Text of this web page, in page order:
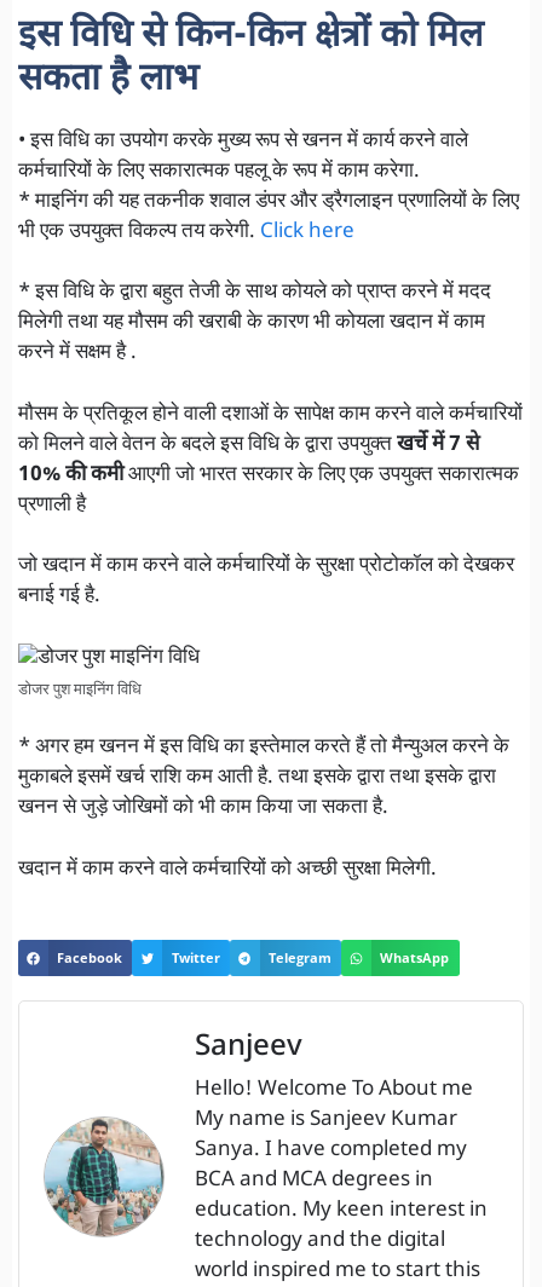
इस विधि से किन-किन क्षेत्रों को मिल
सकता है लाभ
• इस विधि का उपयोग करके मुख्य रूप से खनन में कार्य करने वाले
कर्मचारियों के लिए सकारात्मक पहलू के रूप में काम करेगा.
* माइनिंग की यह तकनीक शवाल डंपर और ड्रैगलाइन प्रणालियों के लिए
भी एक उपयुक्त विकल्प तय करेगी. Click here
* इस विधि के द्वारा बहुत तेजी के साथ कोयले को प्राप्त करने में मदद
मिलेगी तथा यह मौसम की खराबी के कारण भी कोयला खदान में काम
करने में सक्षम है .
मौसम के प्रतिकूल होने वाली दशाओं के सापेक्ष काम करने वाले कर्मचारियों
को मिलने वाले वेतन के बदले इस विधि के द्वारा उपयुक्तखर्चे में 7 से
10% की कमीआएगी जो भारत सरकार के लिए एक उपयुक्त सकारात्मक
प्रणाली है
जो खदान में काम करने वाले कर्मचारियों के सुरक्षा प्रोटोकॉल को देखकर
बनाई गई है.
डोजर पुश माइनिंग विधि
* अगर हम खनन में इस विधि का इस्तेमाल करते हैं तो मैन्युअल करने के
मुकाबले इसमें खर्च राशि कम आती है. तथा इसके द्वारा तथा इसके द्वारा
खनन से जुड़े जोखिमों को भी काम किया जा सकता है.
खदान में काम करने वाले कर्मचारियों को अच्छी सुरक्षा मिलेगी.
Facebook Twitter Telegram WhatsApp
Sanjeev
Hello! Welcome To About me
My name is Sanjeev Kumar
Sanya. I have completed my
BCA and MCA degrees in
education. My keen interest in
technology and the digital
world inspired me to start this